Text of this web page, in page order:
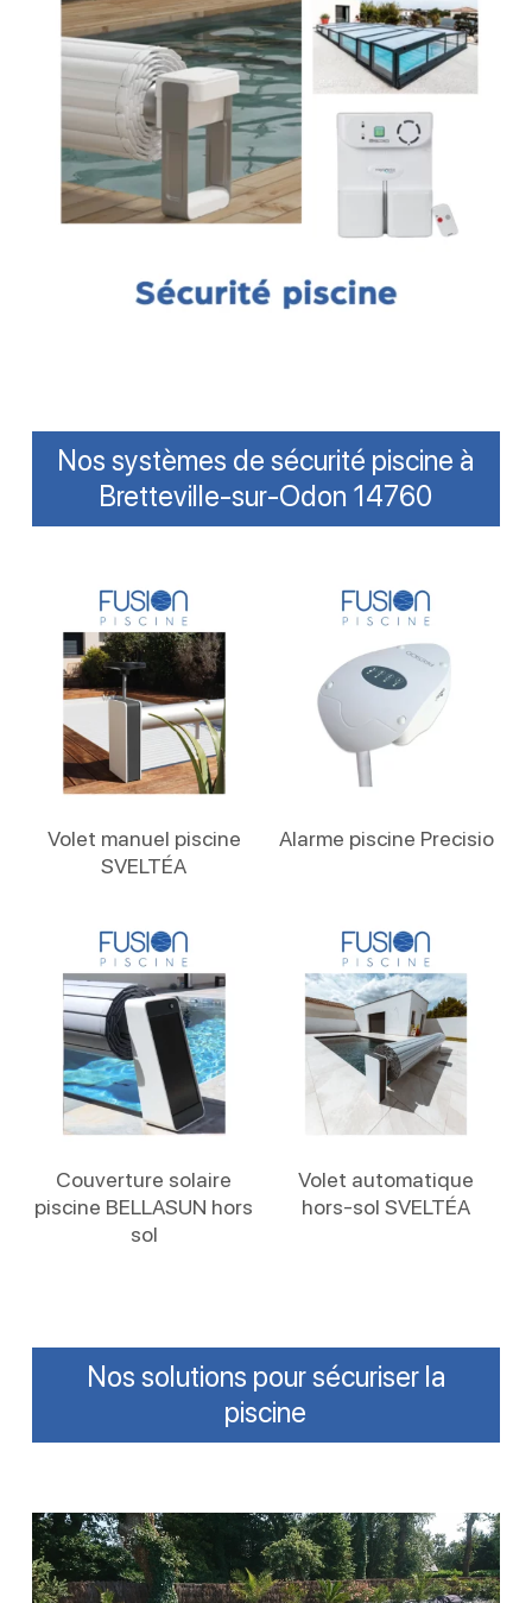
Nos systèmes de sécurité piscine à
Bretteville-sur-Odon 14760
Volet manuel piscine
SVELTÉA
Alarme piscine Precisio
Couverture solaire
piscine BELLASUN hors
sol
Volet automatique
hors-sol SVELTÉA
Nos solutions pour sécuriser la
piscine
Installer
un